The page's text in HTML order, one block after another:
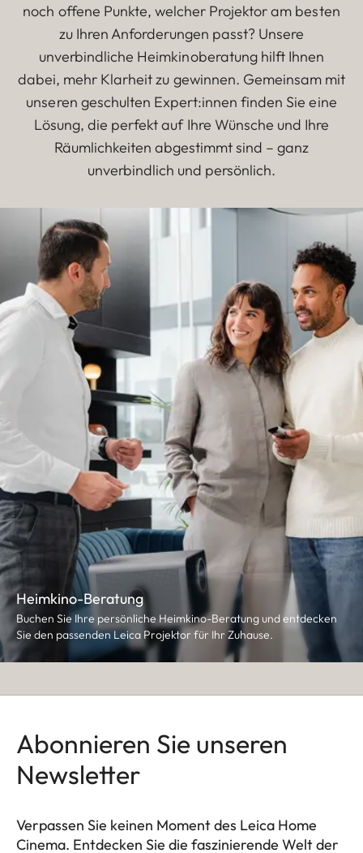
noch offene Punkte, welcher Projektor am besten
zu Ihren Anforderungen passt? Unsere
unverbindliche Heimkinoberatung hilft Ihnen
dabei, mehr Klarheit zu gewinnen. Gemeinsam mit
unseren geschulten Expert:innen finden Sie eine
Lösung, die perfekt auf Ihre Wünsche und Ihre
Räumlichkeiten abgestimmt sind – ganz
unverbindlich und persönlich.
Heimkino-Beratung
Buchen Sie Ihre persönliche Heimkino-Beratung und entdecken
Sie den passenden Leica Projektor für Ihr Zuhause.
Abonnieren Sie unseren
Newsletter
Verpassen Sie keinen Moment des Leica Home
Cinema. Entdecken Sie die faszinierende Welt der